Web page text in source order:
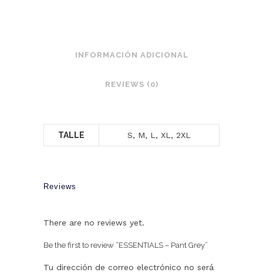
INFORMACIÓN ADICIONAL
REVIEWS (0)
TALLE S, M, L, XL, 2XL
Reviews
There are no reviews yet.
Be the first to review “ESSENTIALS – Pant Grey”
Tu dirección de correo electrónico no será